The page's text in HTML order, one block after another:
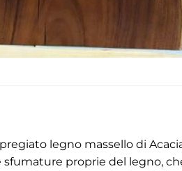
legno massello di
sfumature proprie del legno,